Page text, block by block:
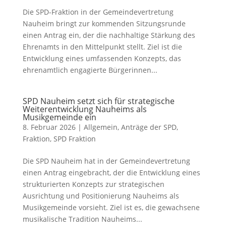
Die SPD-Fraktion in der Gemeindevertretung
Nauheim bringt zur kommenden Sitzungsrunde
einen Antrag ein, der die nachhaltige Stärkung des
Ehrenamts in den Mittelpunkt stellt. Ziel ist die
Entwicklung eines umfassenden Konzepts, das
ehrenamtlich engagierte Bürgerinnen...
SPD Nauheim setzt sich für strategische
Weiterentwicklung Nauheims als
Musikgemeinde ein
8. Februar 2026| Allgemein, Anträge der SPD,
Fraktion, SPD Fraktion
Die SPD Nauheim hat in der Gemeindevertretung
einen Antrag eingebracht, der die Entwicklung eines
strukturierten Konzepts zur strategischen
Ausrichtung und Positionierung Nauheims als
Musikgemeinde vorsieht. Ziel ist es, die gewachsene
musikalische Tradition Nauheims...